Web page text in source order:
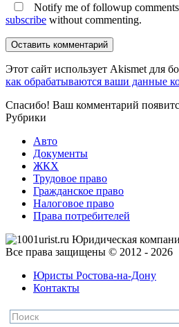
Notify me of followup
subscribe without commenting.
Оставить комментарий
Этот сайт использует Akismet для
как обрабатываются ваши данные
Спасибо! Ваш комментарий
Рубрики
Авто
Документы
ЖКХ
Трудовое право
Гражданское право
Налоговое право
Права потребителей
Все права защищены © 2012 - 2026
Юристы Ростова-на-Дону
Контакты